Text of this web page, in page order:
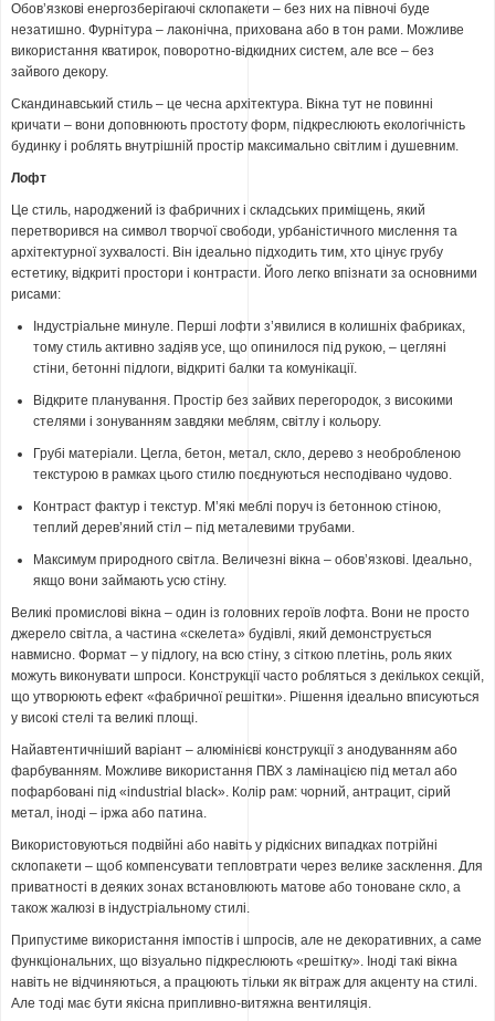
Обов’язкові енергозберігаючі склопакети – без них на півночі буде
незатишно. Фурнітура – лаконічна, прихована або в тон рами. Можливе
використання кватирок, поворотно-відкидних систем, але все – без
зайвого декору.
Скандинавський стиль – це чесна архітектура. Вікна тут не повинні
кричати – вони доповнюють простоту форм, підкреслюють екологічність
будинку і роблять внутрішній простір максимально світлим і душевним.
Лофт
Це стиль, народжений із фабричних і складських приміщень, який
перетворився на символ творчої свободи, урбаністичного мислення та
архітектурної зухвалості. Він ідеально підходить тим, хто цінує грубу
естетику, відкриті простори і контрасти. Його легко впізнати за основними
рисами:
Індустріальне минуле. Перші лофти з’явилися в колишніх фабриках,
тому стиль активно задіяв усе, що опинилося під рукою, – цегляні
стіни, бетонні підлоги, відкриті балки та комунікації.
Відкрите планування. Простір без зайвих перегородок, з високими
стелями і зонуванням завдяки меблям, світлу і кольору.
Грубі матеріали. Цегла, бетон, метал, скло, дерево з необробленою
текстурою в рамках цього стилю поєднуються несподівано чудово.
Контраст фактур і текстур. М’які меблі поруч із бетонною стіною,
теплий дерев’яний стіл – під металевими трубами.
Максимум природного світла. Величезні вікна – обов’язкові. Ідеально,
якщо вони займають усю стіну.
Великі промислові вікна – один із головних героїв лофта. Вони не просто
джерело світла, а частина «скелета» будівлі, який демонструється
навмисно. Формат – у підлогу, на всю стіну, з сіткою плетінь, роль яких
можуть виконувати шпроси. Конструкції часто робляться з декількох секцій,
що утворюють ефект «фабричної решітки». Рішення ідеально вписуються
у високі стелі та великі площі.
Найавтентичніший варіант – алюмінієві конструкції з анодуванням або
фарбуванням. Можливе використання ПВХ з ламінацією під метал або
пофарбовані під «industrial black». Колір рам: чорний, антрацит, сірий
метал, іноді – іржа або патина.
Використовуються подвійні або навіть у рідкісних випадках потрійні
склопакети – щоб компенсувати тепловтрати через велике засклення. Для
приватності в деяких зонах встановлюють матове або тоноване скло, а
також жалюзі в індустріальному стилі.
Припустиме використання імпостів і шпросів, але не декоративних, а саме
функціональних, що візуально підкреслюють «решітку». Іноді такі вікна
навіть не відчиняються, а працюють тільки як вітраж для акценту на стилі.
Але тоді має бути якісна припливно-витяжна вентиляція.